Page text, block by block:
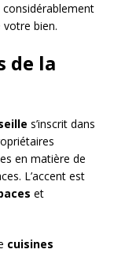
bien.
de la
s’inscrit dans
en matière de
L’accent est
et
cuisines